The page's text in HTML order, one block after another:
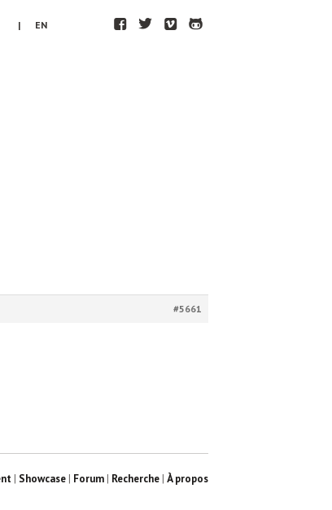
| EN F T V H
#5661
| Showcase | Forum | Recherche | À propos